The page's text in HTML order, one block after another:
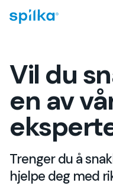
Spilka
Vil du
en av
Trenger du å
hjelpe deg med